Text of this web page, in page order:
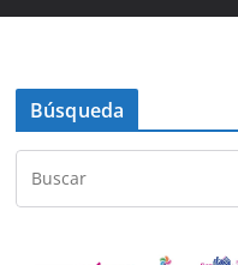
Búsqueda